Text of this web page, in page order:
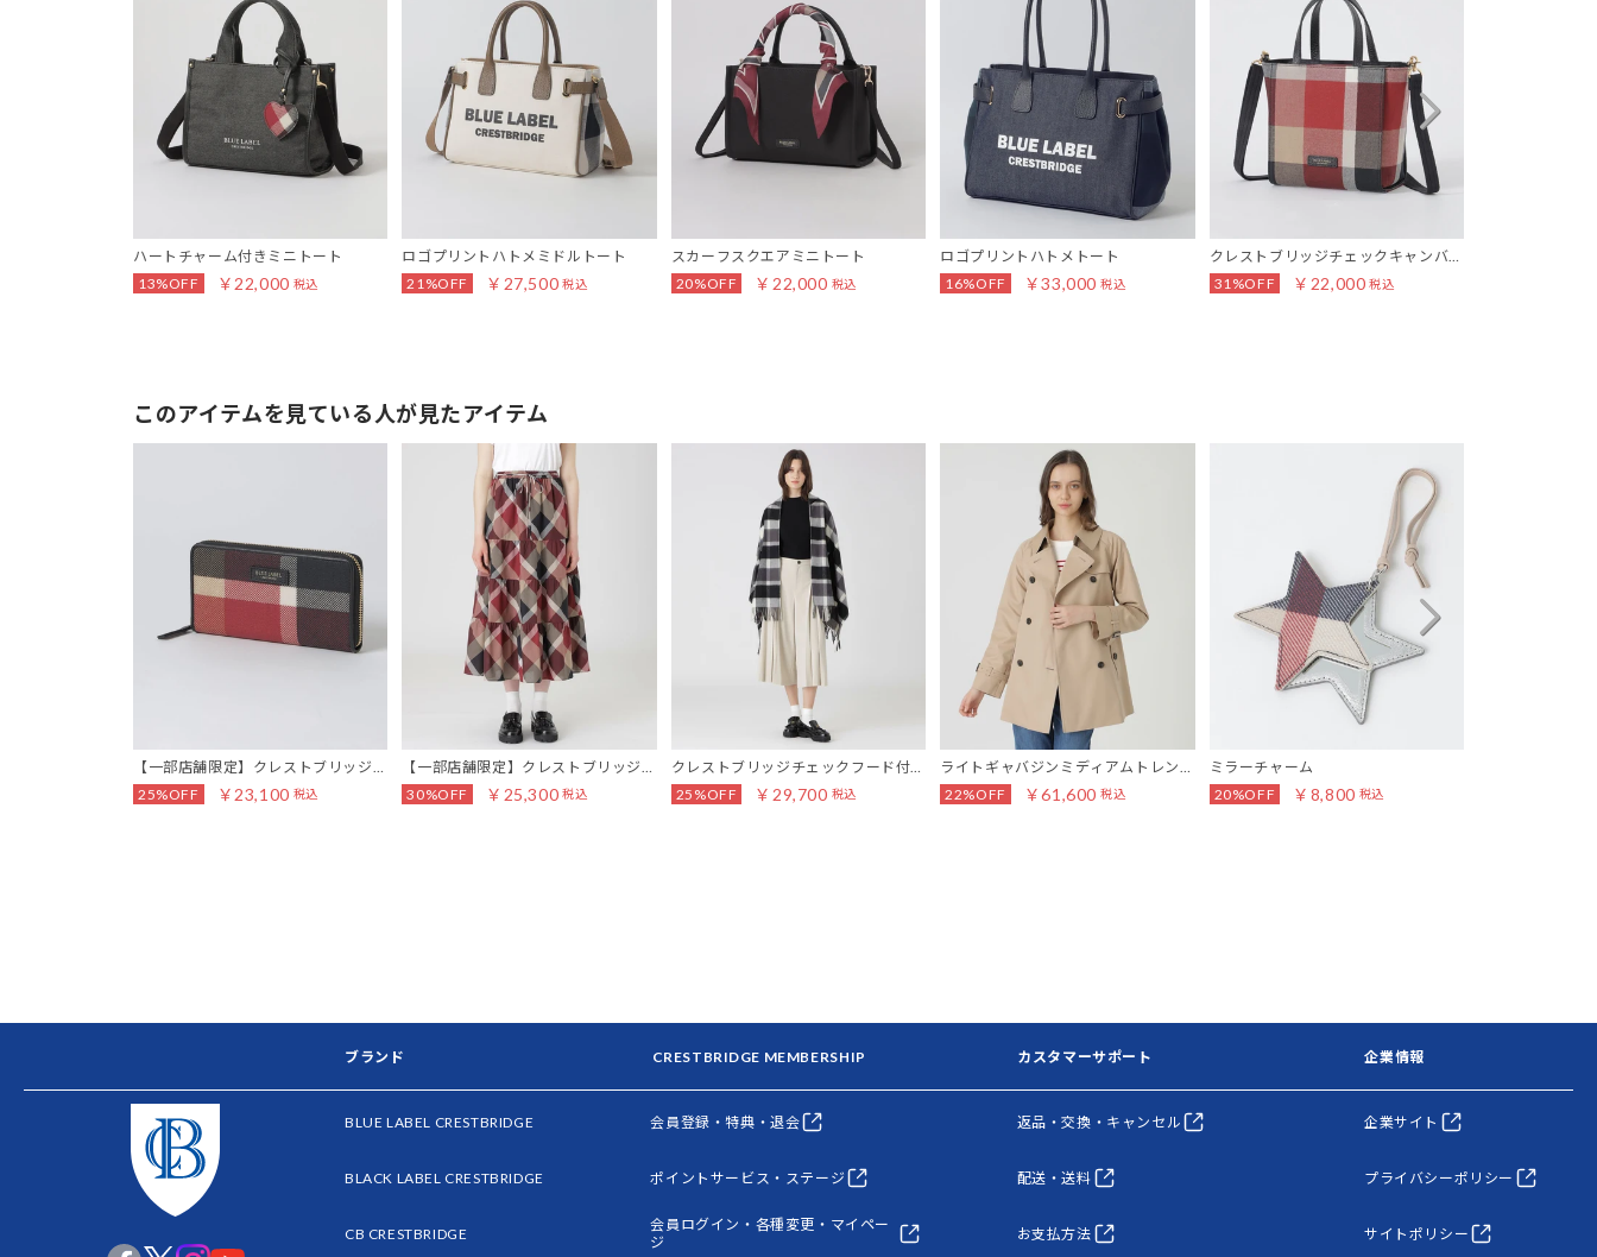
ハートチャーム付きミニトート
13%OFF
￥22,000 税込
ロゴプリントハトメミドルトート
21%OFF
￥27,500 税込
スカーフスクエアミニトート
20%OFF
￥22,000 税込
ロゴプリントハトメトート
16%OFF
￥33,000 税込
クレストブリッジチェックキャンバス
スクエアミニトート
31%OFF ￥22,000 税込
このアイテムを見ている人が見たアイテム
【一部店舗限定】クレストブリッジチ
ェックPVC長財布
25%OFF ￥23,100 税込
【一部店舗限定】クレストブリッジチ
ェッククールドライティアードスカー
30%OFF ￥25,300 税込
クレストブリッジチェックフード付き
ストール
25%OFF ￥29,700 税込
ライトギャバジンミディアムトレンチ
コート
22%OFF ￥61,600 税込
ミラーチャーム
20%OFF
￥8,800 税込
ブランド CRESTBRIDGE MEMBERSHIP カスタマーサポート 企業情報
BLUE LABEL CRESTBRIDGE
BLACK LABEL CRESTBRIDGE
CB CRESTBRIDGE
会員登録・特典・退会
ポイントサービス・ステージ
会員ログイン・各種変更・マイペー
ジ
返品・交換・キャンセル
配送・送料
お支払方法
企業サイト
プライバシーポリシー
サイトポリシー